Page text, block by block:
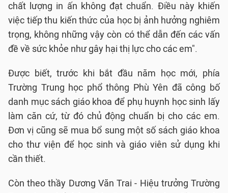
chất lượng in ấn không đạt chuẩn. Điều này khiến
việc tiếp thu kiến thức của học bị ảnh hưởng nghiêm
trọng, không những vậy còn có thể dẫn đến các vấn
đề về sức khỏe như gây hại thị lực cho các em".
Được biết, trước khi bắt đầu năm học mới, phía
Trường Trung học phổ thông Phù Yên đã công bố
danh mục sách giáo khoa để phụ huynh học sinh lấy
làm căn cứ, từ đó chủ động chuẩn bị cho các em.
Đơn vị cũng sẽ mua bổ sung một số sách giáo khoa
cho thư viện để học sinh và giáo viên sử dụng khi
cần thiết.
Còn theo thầy Dương Văn Trai - Hiệu trưởng Trường